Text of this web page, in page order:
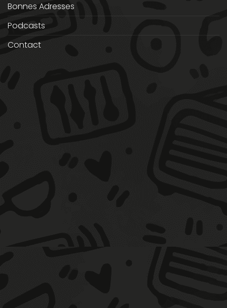
Bonnes Adresses
Podcasts
Contact